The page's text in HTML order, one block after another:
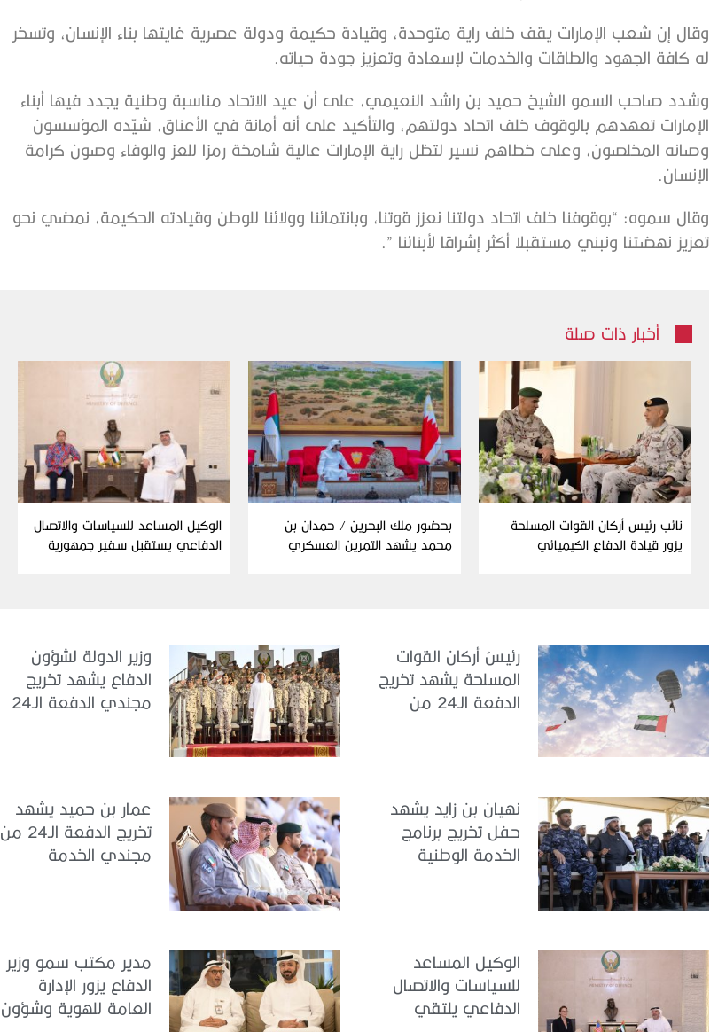
وقال إن شعب الإمارات يقف خلف راية متوحدة، وقيادة حكيمة ودولة عصرية غايتها بناء الإنسان، وتسخر
له كافة الجهود والطاقات والخدمات لإسعادة وتعزيز جودة حياته.
وشدد صاحب السمو الشيخ حميد بن راشد النعيمي، على أن عيد الاتحاد مناسبة وطنية يجدد فيها أبناء
الإمارات تعهدهم بالوقوف خلف اتحاد دولتهم، والتأكيد على أنه أمانة في الأعناق، شيّده المؤسسون
وصانه المخلصون، وعلى خطاهم نسير لتظل راية الإمارات عالية شامخة رمزا للعز والوفاء وصون كرامة
الإنسان.
وقال سموه: “بوقوفنا خلف اتحاد دولتنا نعزز قوتنا، وبانتمائنا وولائنا للوطن وقيادته الحكيمة، نمضي نحو
تعزيز نهضتنا ونبني مستقبلا أكثر إشراقا لأبنائنا ”.
أخبار ذات صلة
نائب رئيس أركان القوات المسلحة
يزور قيادة الدفاع الكيميائي
بحضور ملك البحرين / حمدان بن
محمد يشهد التمرين العسكري
الوكيل المساعد للسياسات والاتصال
الدفاعي يستقبل سفير جمهورية
رئيسُ أركان القوات
المسلحة يشهد تخريج
الدفعة الـ24 من
وزير الدولة لشؤون
الدفاع يشهد تخريج
مجندي الدفعة الـ24
نهيان بن زايد يشهد
حفل تخريج برنامج
الخدمة الوطنية
عمار بن حميد يشهد
تخريج الدفعة الـ24 من
مجندي الخدمة
الوكيل المساعد
للسياسات والاتصال
الدفاعي يلتقي
مدير مكتب سمو وزير
الدفاع يزور الإدارة
العامة للهوية وشؤون